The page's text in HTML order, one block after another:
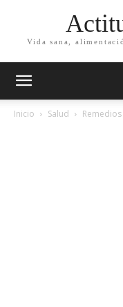
Vida sana,
Inicio Salud